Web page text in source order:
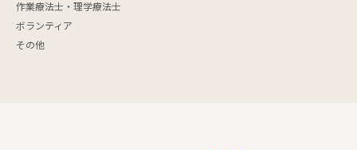
作業療法士・理学療法士
ボランティア
その他